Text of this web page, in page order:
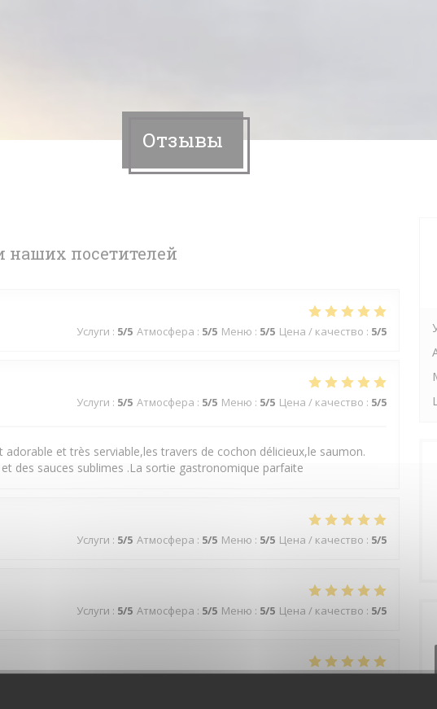
Отзывы
наших посетителей
Услуги : 5/5 Атмосфера : 5/5 Меню : 5/5 Цена / качество : 5/5
Услуги : 5/5 Атмосфера : 5/5 Меню : 5/5 Цена / качество : 5/5
et très serviable,les travers de cochon délicieux,le saumon.
des sauces sublimes .La sortie gastronomique parfaite
Услуги : 5/5 Атмосфера : 5/5 Меню : 5/5 Цена / качество : 5/5
Услуги : 5/5 Атмосфера : 5/5 Меню : 5/5 Цена / качество : 5/5